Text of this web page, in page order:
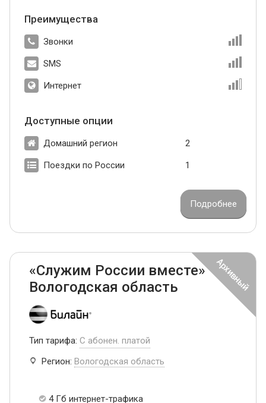
Преимущества
Звонки
SMS
Интернет
Доступные опции
Домашний регион 2
Поездки по России 1
Подробнее
«Служим России вместе»
Вологодская область
Тип тарифа: С абонен. платой
Регион: Вологодская область
4 Гб интернет-трафика